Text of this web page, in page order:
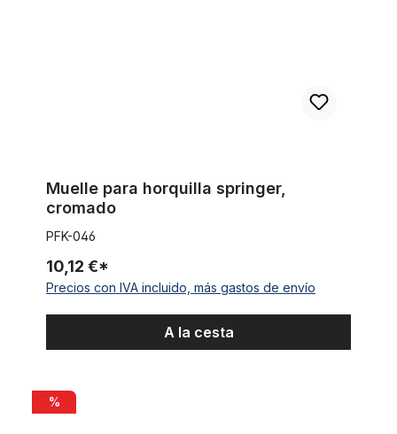
Muelle para horquilla springer,
cromado
PFK-046
10,12 €*
Precios con IVA incluido, más gastos de envío
A la cesta
Cubierta clincher, 28 x 1 1/2 en marrón
%